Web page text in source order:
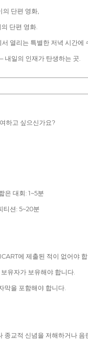
의 단편 영화,
단편 영화.
열리는 특별한 저녁 시간에
내일의 인재가 탄생하는 곳.
하고 싶으신가요?
은 대회: 1~5분
티션: 5~20분
에 제출된 적이 없어야
유자가 보유해야 합니다.
막을 포함해야 합니다.
종교적 신념을 저해하거나